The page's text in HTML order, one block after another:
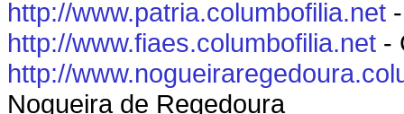
http://www.patria.columbofilia.net
http://www.fiaes.columbofilia.net -
http://
Nogueira de Regedoura